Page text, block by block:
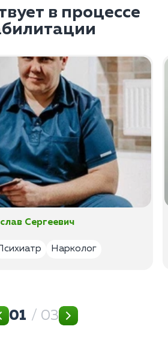
в процессе
Сергеевич
Нарколог
01 / 03